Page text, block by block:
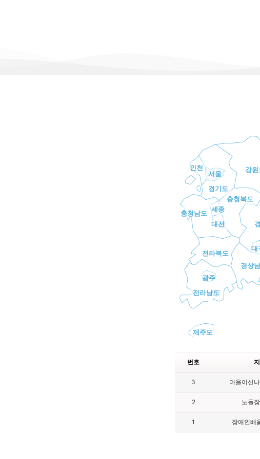
인천
서울
경기도
강원
충청북도
충청남도
세종
대전
전라북도
대
경상
전라남도
광주
제주도
번호
3 마을이신
2 노들
1 장애인배